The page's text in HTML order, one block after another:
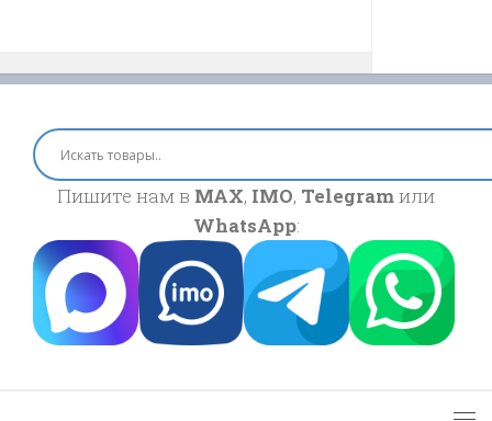
Пишите нам в MAX, IMO, Telegramили
WhatsApp: